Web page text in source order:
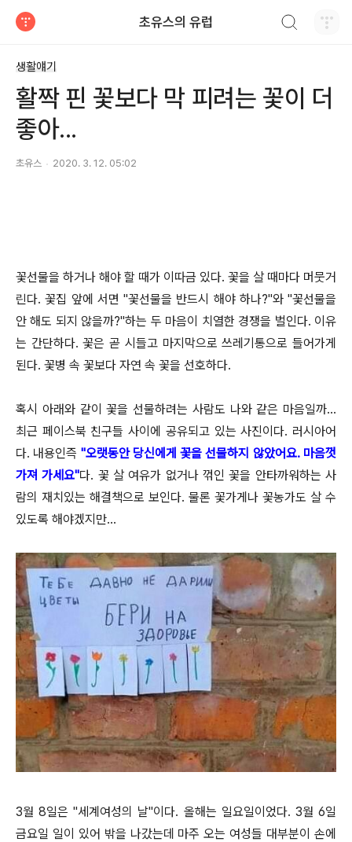
초유스의 유럽
생활얘기
활짝 핀 꽃보다 막 피려는 꽃이 더
좋아...
초유스 2020. 3. 12. 05:02
꽃선물을 하거나 해야 할 때가 이따금 있다. 꽃을 살 때마다 머뭇거
린다. 꽃집 앞에 서면 "꽃선물을 반드시 해야 하나?"와 "꽃선물을
안 해도 되지 않을까?"하는 두 마음이 치열한 경쟁을 벌인다. 이유
는 간단하다. 꽃은 곧 시들고 마지막으로 쓰레기통으로 들어가게
된다. 꽃병 속 꽃보다 자연 속 꽃을 선호하다.
혹시 아래와 같이 꽃을 선물하려는 사람도 나와 같은 마음일까...
최근 페이스북 친구들 사이에 공유되고 있는 사진이다. 러시아어
다. 내용인즉 "오랫동안 당신에게 꽃을 선물하지 않았어요. 마음껏
가져 가세요"다. 꽃 살 여유가 없거나 꺾인 꽃을 안타까워하는 사
람의 재치있는 해결책으로 보인다. 물론 꽃가게나 꽃농가도 살 수
있도록 해야겠지만...
3월 8일은 "세계여성의 날"이다. 올해는 일요일이었다. 3월 6일
금요일 일이 있어 밖을 나갔는데 마주 오는 여성들 대부분이 손에